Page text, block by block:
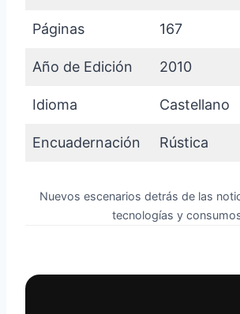
Páginas 167
Año de Edición 2010
Idioma Castellano
Encuadernación Rústica
Nuevos escenarios detrás de las
tecnologías y